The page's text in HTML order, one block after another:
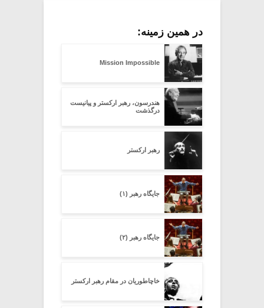
در همین زمینه:
Mission Impossible
هندرسون، رهبر ارکستر و پیانیست
درگذشت
رهبر ارکستر
جایگاه رهبر (۱)
جایگاه رهبر (۲)
خاچاطوریان در مقام رهبر ارکستر